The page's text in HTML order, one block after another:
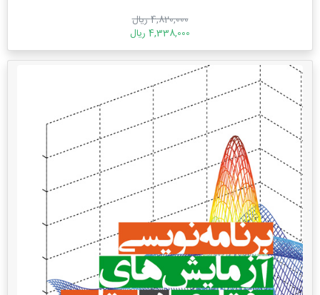
4,820,000 ریال
4,338,000 ریال